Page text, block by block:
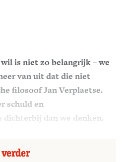
Zoek
is niet zo belangrijk – we
van uit dat die niet
filosoof Jan Verplaetse.
schuld en
dan we denken.